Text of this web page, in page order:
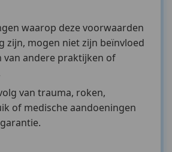
waarop deze voorwaarden
zijn, mogen niet zijn beïnvloed
van andere praktijken of
van trauma, roken,
of medische aandoeningen